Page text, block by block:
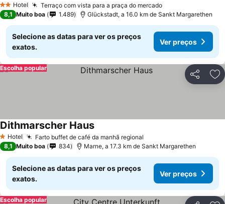
2 Estrelas
Hotel Terraço com vista para a praça do mercado
8,1 Muito boa 1.489 Glückstadt, a 16.0 km de Sankt Margarethen
Selecione as datas para ver os preços
exatos.
Ver preços
Partilhar
Escolha popular
1 Estrelas
Hotel Farto buffet de café da manhã regional
Dithmarscher Haus
8,1 Muito boa 834 Marne, a 17.3 km de Sankt Margarethen
Selecione as datas para ver os preços
exatos.
Ver preços
Escolha popular